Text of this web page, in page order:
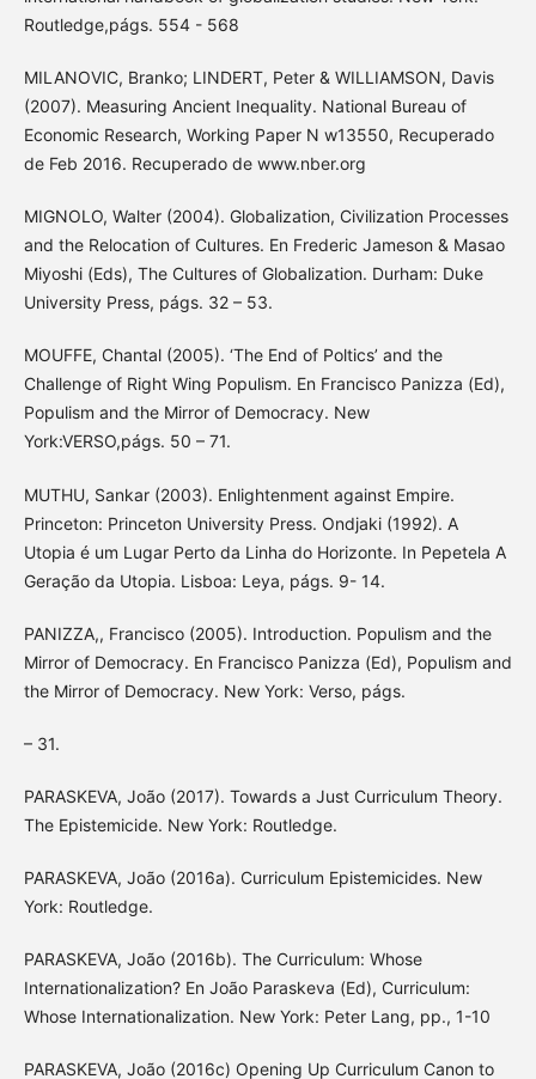
Routledge,págs. 554 - 568
MILANOVIC, Branko; LINDERT, Peter & WILLIAMSON, Davis
(2007). Measuring Ancient Inequality. National Bureau of
Economic Research, Working Paper N w13550, Recuperado
de Feb 2016. Recuperado de www.nber.org
MIGNOLO, Walter (2004). Globalization, Civilization Processes
and the Relocation of Cultures. En Frederic Jameson & Masao
Miyoshi (Eds), The Cultures of Globalization. Durham: Duke
University Press, págs. 32 – 53.
MOUFFE, Chantal (2005). ‘The End of Poltics’ and the
Challenge of Right Wing Populism. En Francisco Panizza (Ed),
Populism and the Mirror of Democracy. New
York:VERSO,págs. 50 – 71.
MUTHU, Sankar (2003). Enlightenment against Empire.
Princeton: Princeton University Press. Ondjaki (1992). A
Utopia é um Lugar Perto da Linha do Horizonte. In Pepetela A
Geração da Utopia. Lisboa: Leya, págs. 9- 14.
PANIZZA,, Francisco (2005). Introduction. Populism and the
Mirror of Democracy. En Francisco Panizza (Ed), Populism and
the Mirror of Democracy. New York: Verso, págs.
– 31.
PARASKEVA, João (2017). Towards a Just Curriculum Theory.
The Epistemicide. New York: Routledge.
PARASKEVA, João (2016a). Curriculum Epistemicides. New
York: Routledge.
PARASKEVA, João (2016b). The Curriculum: Whose
Internationalization? En João Paraskeva (Ed), Curriculum:
Whose Internationalization. New York: Peter Lang, pp., 1-10
PARASKEVA, João (2016c) Opening Up Curriculum Canon to